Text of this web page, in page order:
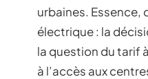
urbaines. Essence,
électrique : la
la question du tarif
à l’accès aux